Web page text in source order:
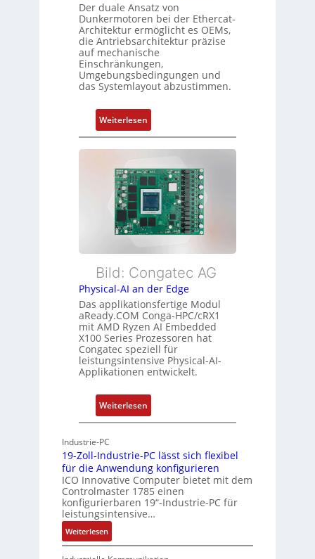
n
d
Z
u
s
t
d
b
e
r
w
a
u
n
g
o
r
g
t
f
ü
r
m
e
h
r
L
e
i
s
t
n
g
Der duale Ansatz von
Dunkermotoren bei der Ethercat-
Architektur ermöglicht es OEMs,
die Antriebsarchitektur präzise
auf mechanische
Einschränkungen,
Umgebungsbedingungen und
das Systemlayout abzustimmen.
Weiterlesen:
F
l
x
i
b
l
e
E
h
e
r
c
a
t
-
c
t
e
k
t
u
Bild: Congatec AG
Physical-AI an der Edge
Das applikationsfertige Modul
aReady.COM Conga-HPC/cRX1
mit AMD Ryzen AI Embedded
X100 Series Prozessoren hat
Congatec speziell für
leistungsintensive Physical-AI-
Applikationen entwickelt.
Weiterlesen:
P
s
i
c
a
Industrie-PC
19-Zoll-Industrie-PC lässt sich flexibel
für die Anwendung konfigurieren
ICO Innovative Computer bietet mit dem
Controlmaster 1785 einen
konfigurierbaren 19“-Industrie-PC für
leistungsintensive…
Weiterlesen:
1